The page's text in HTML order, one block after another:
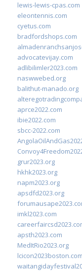
lewis-lewis-cpas.com
eleontennis.com
cyetus.com
bradfordshops.com
advocatevijay.com
adlibilimler2023.com
naswwebed.org
balithut-manado.org
aprce2022.com
ibie2022.com
sbcc-2022.com
grur2023.org
hkhk2023.org
napm2023.org
apsdfd2023.org
imkl2023.com
apsth2023.com
MedItRio2023.org
lcicon2023boston.com